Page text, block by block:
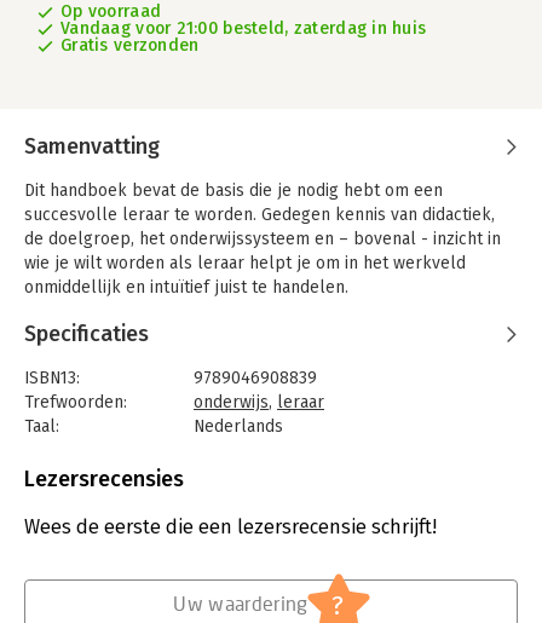
Op voorraad
Vandaag voor 21:00 besteld, zaterdag in huis
Gratis verzonden
Samenvatting
Dit handboek bevat de basis die je nodig hebt om een
succesvolle leraar te worden. Gedegen kennis van didactiek,
de doelgroep, het onderwijssysteem en – bovenal - inzicht in
wie je wilt worden als leraar helpt je om in het werkveld
onmiddellijk en intuïtief juist te handelen.
Dit boek bestaat uit dertien hoofdstukken, verdeeld over vijf
delen.
Deel A gaat in op de rol die jij als leraar vervult
Deel B bespreekt het werken met groepen.
Deel C wordt het Nederlandse onderwijssysteem besproken,
Deel D gaat in op de vraag: hoe ontwikkel ik mezelf als leraar.
verschillende opleidingen in het voortgezet en het
Deze nieuwe editie is uitgebreid met onderwerpen als
formatief handelen, inclusief onderwijs, schurende
Specificaties
ISBN13:
9789046908839
Trefwoorden:
onderwijs, leraar
Taal:
Nederlands
Aantal pagina's:
Druk:
4
Non-fictie informatief/professioneel
Lezersrecensies
Wees de eerste die een lezersrecensie schrijft!
Uw waardering ?